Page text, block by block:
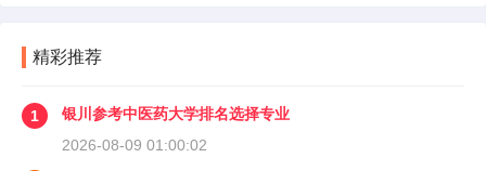
精彩推荐
1
银川参考中医药大学排名选择专业
2026-08-09 01:00:02